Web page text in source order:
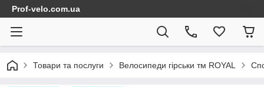
Prof-velo.com.ua
Товари та послуги Велосипеди гірськи тм ROYAL